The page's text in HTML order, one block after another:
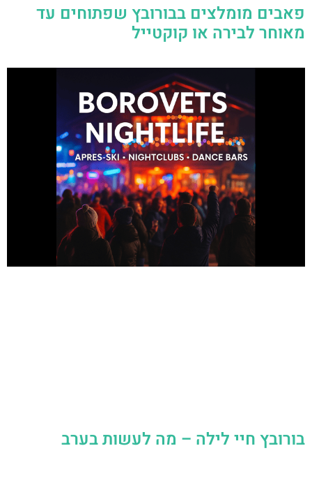
פאבים מומלצים בבורובץ שפתוחים עד
מאוחר לבירה או קוקטייל
בורובץ חיי לילה – מה לעשות בערב